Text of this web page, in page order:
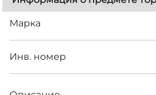
Марка
Инв. номер